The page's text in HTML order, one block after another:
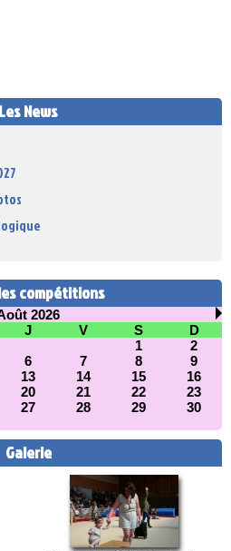
Les News
compétitions
2026
J V S
D
1
2
6 7 8
9
13 14 15
16
20 21 22
23
27 28 29
30
Galerie